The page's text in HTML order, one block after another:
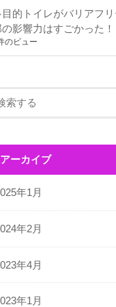
目的トイレがバリアフ
影響力はすごかった！
のビュー
アーカイブ
年1月
年2月
年4月
年1月